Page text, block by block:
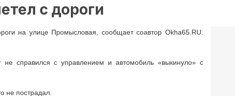
с дороги
на улице Промысловая, сообщает соавтор Okha65.RU.
не справился с управлением и автомобиль «выкинуло» с
не пострадал.